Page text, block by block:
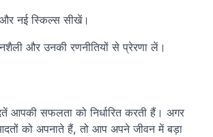
नई स्किल्स सीखें।
और उनकी रणनीतियों से प्रेरणा लें।
सफलता को निर्धारित करती हैं। अगर
को अपनाते हैं, तो आप अपने जीवन में बड़ा